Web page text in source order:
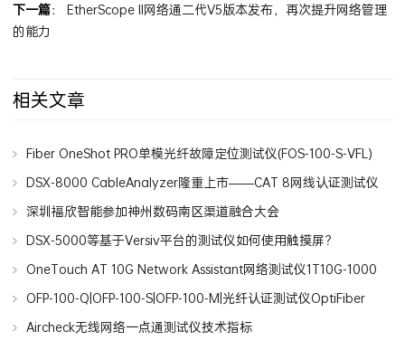
下一篇： EtherScope II网络通二代V5版本发布，再次提升网络管理
的能力
相关文章
Fiber OneShot PRO单模光纤故障定位测试仪(FOS-100-S-VFL)
DSX-8000 CableAnalyzer隆重上市——CAT 8网线认证测试仪
深圳福欣智能参加神州数码南区渠道融合大会
DSX-5000等基于Versiv平台的测试仪如何使用触摸屏？
OneTouch AT 10G Network Assistant网络测试仪1T10G-1000
OFP-100-Q|OFP-100-S|OFP-100-M|光纤认证测试仪OptiFiber
Pro OTDR
Aircheck无线网络一点通测试仪技术指标